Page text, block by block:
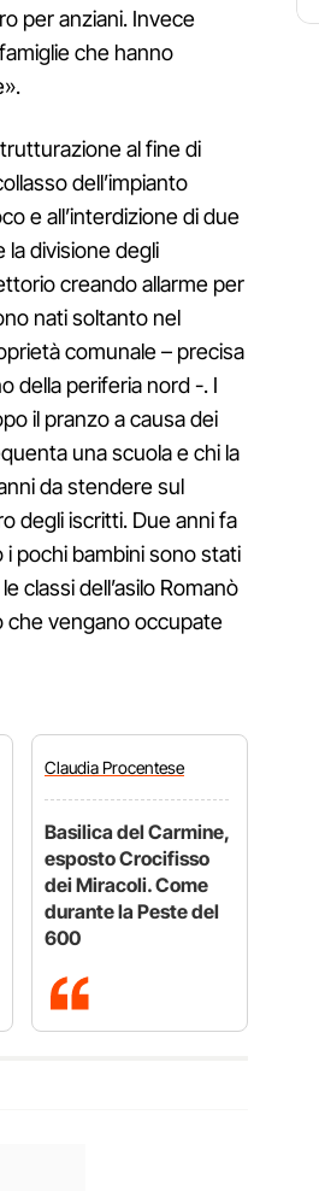
per anziani. Invece
che hanno
al fine di
dell’impianto
e all’interdizione di due
divisione degli
creando allarme per
nati soltanto nel
comunale – precisa
della periferia nord -. I
il pranzo a causa dei
una scuola e chi la
da stendere sul
degli iscritti. Due anni fa
pochi bambini sono stati
classi dell’asilo Romanò
che vengano occupate
ClaudiaProcentese
Basilica del Carmine,
esposto Crocifisso
dei Miracoli. Come
durante la Peste del
600